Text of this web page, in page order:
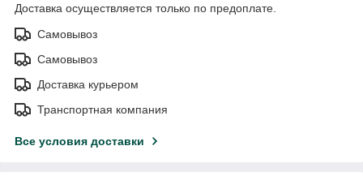
Доставка осуществляется только по предоплате.
Самовывоз
Самовывоз
Доставка курьером
Транспортная компания
Все условия доставки